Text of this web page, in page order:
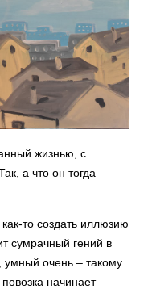
жизнью, с
а что он тогда
то создать иллюзию
сумрачный гений в
умный очень – такому
начинает